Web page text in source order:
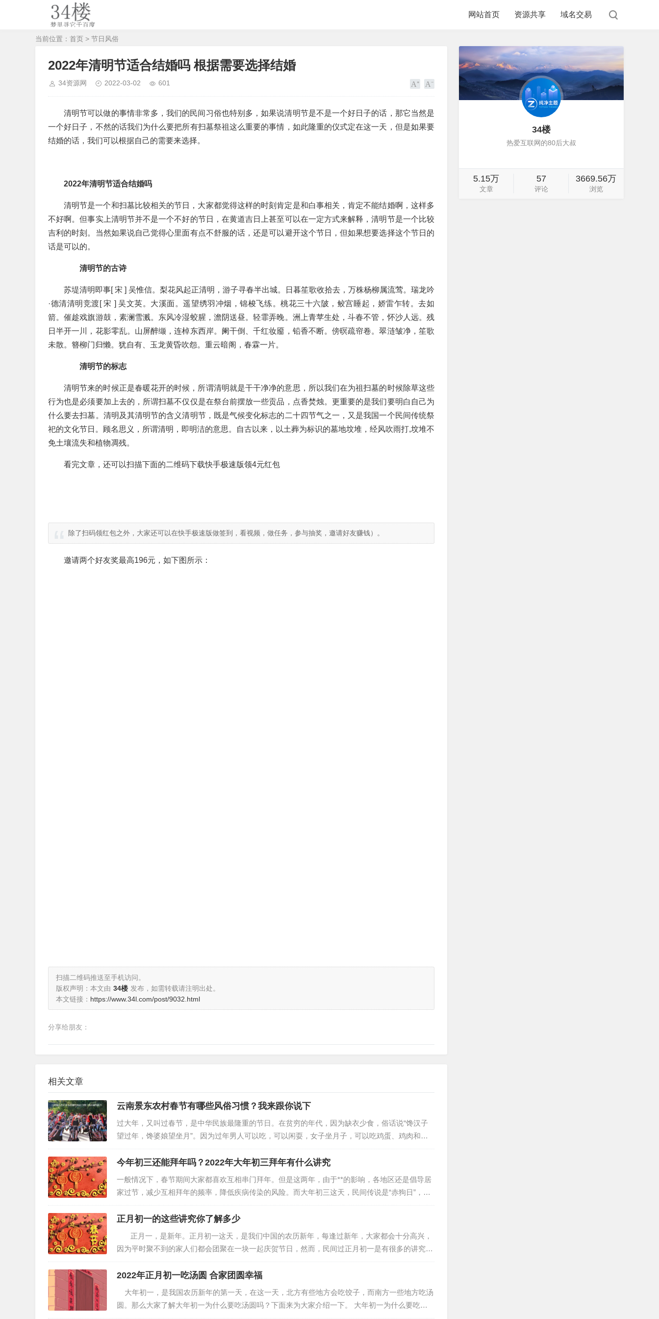
网站首页 资源共享 域名交易
当前位置： 首页 > 节日风俗
2022年清明节适合结婚吗 根据需要选择结婚
34资源网 2022-03-02 601
清明节可以做的事情非常多，我们的民间习俗也特别多，如果说清明节是不是一个好日子的话，那它当然是
一个好日子，不然的话我们为什么要把所有扫墓祭祖这么重要的事情，如此隆重的仪式定在这一天，但是如果要
结婚的话，我们可以根据自己的需要来选择。
2022年清明节适合结婚吗
清明节是一个和扫墓比较相关的节日，大家都觉得这样的时刻肯定是和白事相关，肯定不能结婚啊，这样多
不好啊。但事实上清明节并不是一个不好的节日，在黄道吉日上甚至可以在一定方式来解释，清明节是一个比较
吉利的时刻。当然如果说自己觉得心里面有点不舒服的话，还是可以避开这个节日，但如果想要选择这个节日的
话是可以的。
清明节的古诗
苏堤清明即事[ 宋 ] 吴惟信。梨花风起正清明，游子寻春半出城。日暮笙歌收拾去，万株杨柳属流莺。瑞龙吟
·德清清明竞渡[ 宋 ] 吴文英。大溪面。遥望绣羽冲烟，锦梭飞练。桃花三十六陂，鲛宫睡起，娇雷乍转。去如
箭。催趁戏旗游鼓，素澜雪溅。东风冷湿蛟腥，澹阴送昼。轻霏弄晚。洲上青苹生处，斗春不管，怀沙人远。残
日半开一川，花影零乱。山屏醉缬，连棹东西岸。阑干倒、千红妆靥，铅香不断。傍暝疏帘卷。翠涟皱净，笙歌
未散。簪柳门归懒。犹自有、玉龙黄昏吹怨。重云暗阁，春霖一片。
清明节的标志
清明节来的时候正是春暖花开的时候，所谓清明就是干干净净的意思，所以我们在为祖扫墓的时候除草这些
行为也是必须要加上去的，所谓扫墓不仅仅是在祭台前摆放一些贡品，点香焚烛。更重要的是我们要明白自己为
什么要去扫墓。清明及其清明节的含义清明节，既是气候变化标志的二十四节气之一，又是我国一个民间传统祭
祀的文化节日。顾名思义，所谓清明，即明洁的意思。自古以来，以土葬为标识的墓地坟堆，经风吹雨打,坟堆不
免土壤流失和植物凋残。
看完文章，还可以扫描下面的二维码下载快手极速版领4元红包
除了扫码领红包之外，大家还可以在快手极速版做签到，看视频，做任务，参与抽奖，邀请好友赚钱）。
邀请两个好友奖最高196元，如下图所示：
扫描二维码推送至手机访问。
版权声明：本文由 34楼 发布，如需转载请注明出处。
本文链接： https://www.34l.com/post/9032.html
分享给朋友：
相关文章
云南景东农村春节有哪些风俗习惯？我来跟你说下
过大年，又叫过春节，是中华民族最隆重的节日。在贫穷的年代，因为缺衣少食，俗话说“馋汉子
望过年，馋婆娘望坐月”。因为过年男人可以吃，可以闲耍，女子坐月子，可以吃鸡蛋、鸡肉和腊
肉火腿。随着日子渐渐富裕，望过年的心情，也没有那样迫切了，只是想着过…
今年初三还能拜年吗？2022年大年初三拜年有什么讲究
一般情况下，春节期间大家都喜欢互相串门拜年。但是这两年，由于**的影响，各地区还是倡导居
家过节，减少互相拜年的频率，降低疾病传染的风险。而大年初三这天，民间传说是“赤狗日”，这
天不适合外出，自然也不能去拜年了。…
正月初一的这些讲究你了解多少
正月一，是新年。正月初一这天，是我们中国的农历新年，每逢过新年，大家都会十分高兴，
因为平时聚不到的家人们都会团聚在一块一起庆贺节日，然而，民间过正月初一是有很多的讲究
的，下面，就来看看正月初一都有哪些讲究。 穿新衣 大年初一…
2022年正月初一吃汤圆 合家团圆幸福
大年初一，是我国农历新年的第一天，在这一天，北方有些地方会吃饺子，而南方一些地方吃汤
圆。那么大家了解大年初一为什么要吃汤圆吗？下面来为大家介绍一下。 大年初一为什么要吃汤
34楼
热爱互联网的80后大叔
5.15万
文章
57
评论
3669.56万
浏览